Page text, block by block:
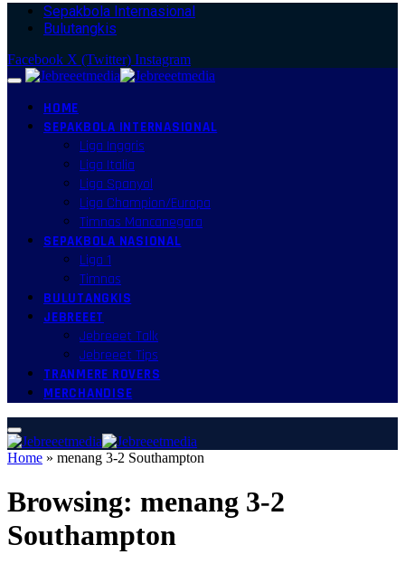
Sepakbola Internasional
Bulutangkis
Facebook X (Twitter) Instagram
HOME
SEPAKBOLA INTERNASIONAL
Liga Inggris
Liga Italia
Liga Spanyol
Liga Champion/Europa
Timnas Mancanegara
SEPAKBOLA NASIONAL
Liga 1
Timnas
BULUTANGKIS
JEBREEET
Jebreeet Talk
Jebreeet Tips
TRANMERE ROVERS
MERCHANDISE
Home » menang 3-2 Southampton
Browsing: menang 3-2
Southampton